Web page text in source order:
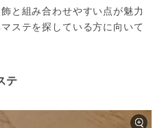
と組み合わせやすい点が魅力
ステを探している方に向いて
テ